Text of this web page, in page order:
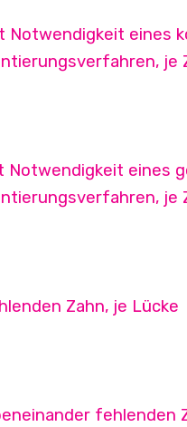
Notwendigkeit eines
je
Notwendigkeit eines
je
Zahn, je Lücke
fehlenden